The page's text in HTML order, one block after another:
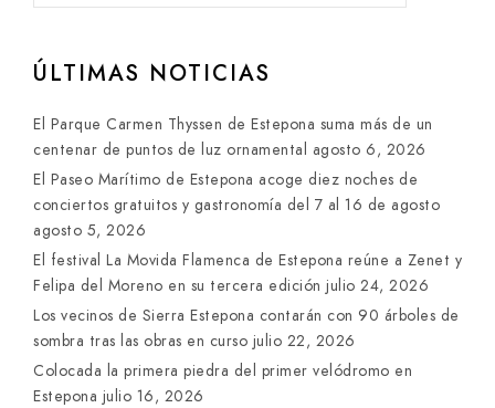
ÚLTIMAS NOTICIAS
El Parque Carmen Thyssen de Estepona suma más de un
centenar de puntos de luz ornamental agosto 6, 2026
El Paseo Marítimo de Estepona acoge diez noches de
conciertos gratuitos y gastronomía del 7 al 16 de agosto
agosto 5, 2026
El festival La Movida Flamenca de Estepona reúne a Zenet y
Felipa del Moreno en su tercera edición julio 24, 2026
Los vecinos de Sierra Estepona contarán con 90 árboles de
sombra tras las obras en curso julio 22, 2026
Colocada la primera piedra del primer velódromo en
Estepona julio 16, 2026